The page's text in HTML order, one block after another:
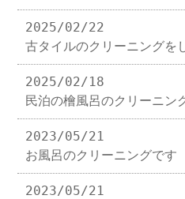
2025/02/22
古タイルのクリーニングを
2025/02/18
民泊の檜風呂のクリーニン
2023/05/21
お風呂のクリーニングです
2023/05/21